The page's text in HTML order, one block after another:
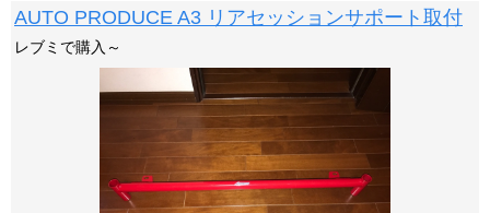
AUTO PRODUCE A3 リアセッションサポート取付
レブミで購入～